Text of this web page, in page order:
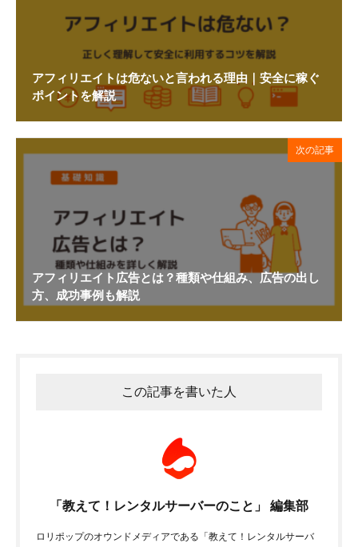
アフィリエイトは危ないと言われる理由｜安全に稼ぐ
ポイントを解説
次の記事
アフィリエイト広告とは？種類や仕組み、広告の出し
方、成功事例も解説
この記事を書いた人
「教えて！レンタルサーバーのこと」 編集部
ロリポップのオウンドメディアである「教えて！レンタルサーバ